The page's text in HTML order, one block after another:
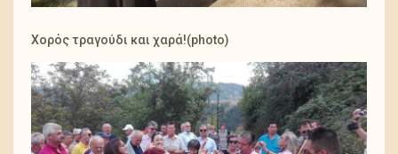
Χορός τραγούδι και χαρά!(photo)